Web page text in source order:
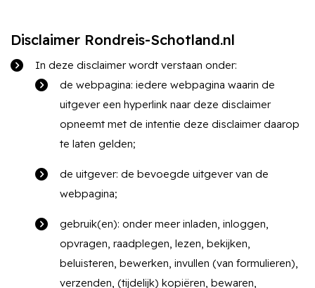
Disclaimer Rondreis-Schotland.nl
In deze disclaimer wordt verstaan onder:
de webpagina: iedere webpagina waarin de
uitgever een hyperlink naar deze disclaimer
opneemt met de intentie deze disclaimer daarop
te laten gelden;
de uitgever: de bevoegde uitgever van de
webpagina;
gebruik(en): onder meer inladen, inloggen,
opvragen, raadplegen, lezen, bekijken,
beluisteren, bewerken, invullen (van formulieren),
verzenden, (tijdelijk) kopiëren, bewaren,